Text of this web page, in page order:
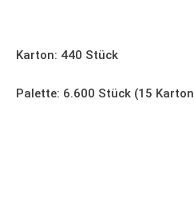
Karton: 440 Stück
Palette: 6.600 Stück (15